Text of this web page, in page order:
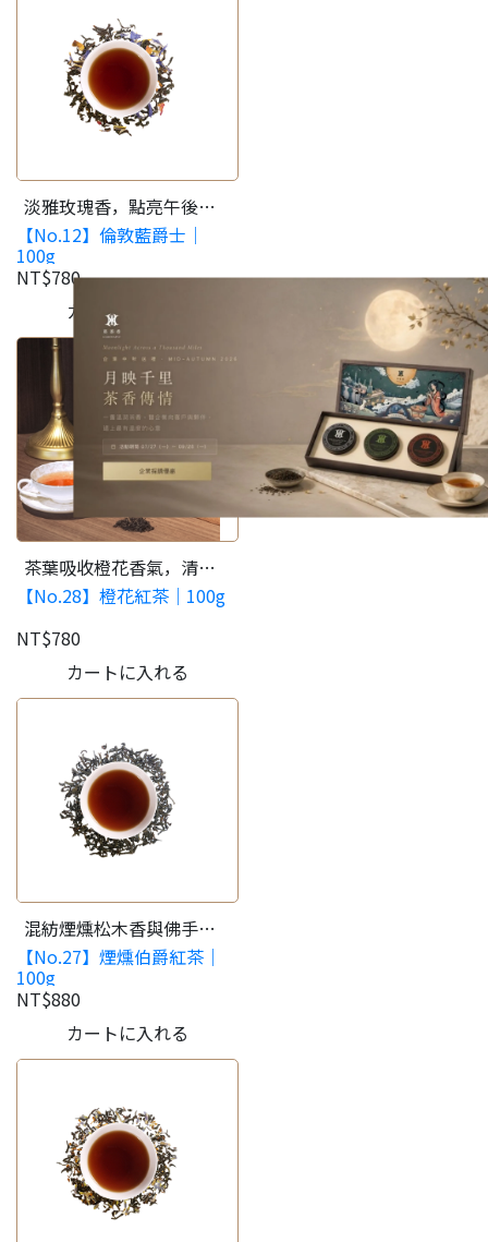
淡雅玫瑰香，點亮午後時
光。
【No.12】倫敦藍爵士｜
100g
NT$780
カートに入れる
茶葉吸收橙花香氣，清新
淡雅風味。
【No.28】橙花紅茶｜100g
NT$780
カートに入れる
混紡煙燻松木香與佛手
柑，帶有桂圓烏梅清甜
香，加入鮮奶別具風味。
【No.27】煙燻伯爵紅茶｜
100g
NT$880
カートに入れる